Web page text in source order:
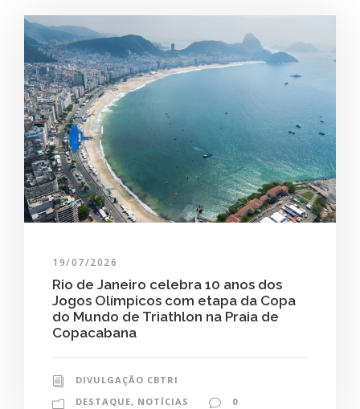
19/07/2026
Rio de Janeiro celebra 10 anos dos
Jogos Olímpicos com etapa da Copa
do Mundo de Triathlon na Praia de
Copacabana
DIVULGAÇÃO CBTRI
DESTAQUE, NOTÍCIAS 0